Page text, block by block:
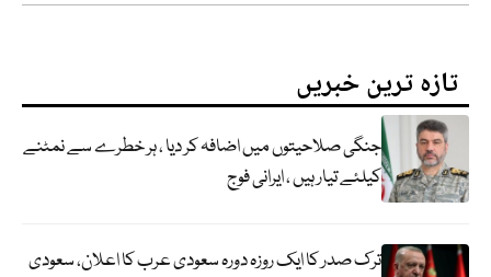
تازہ ترین خبریں
جنگی صلاحیتوں میں اضافہ کر دیا ، ہر خطرے سے نمٹنے
کیلئے تیار ہیں ، ایرانی فوج
ترک صدر کا ایک روزہ دورہ سعودی عرب کا اعلان، سعودی